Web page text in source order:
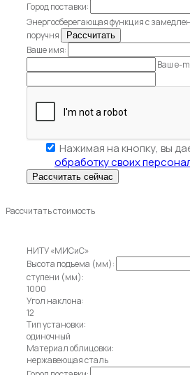
Город поставки:
Энергосберегающая функция с
поручня
Ваше имя:
Ваш e-
Нажимая на кнопку, вы
обработку своих
Рассчитать стоимость
НИТУ «МИСиС»
Высота подъема (мм):
ступени (мм):
1000
Угол наклона:
12
Тип установки:
одиночный
Материал облицовки:
нержавеющая сталь